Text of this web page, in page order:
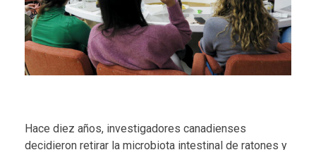
Hace diez años, investigadores canadienses
decidieron retirar la microbiota intestinal de ratones y